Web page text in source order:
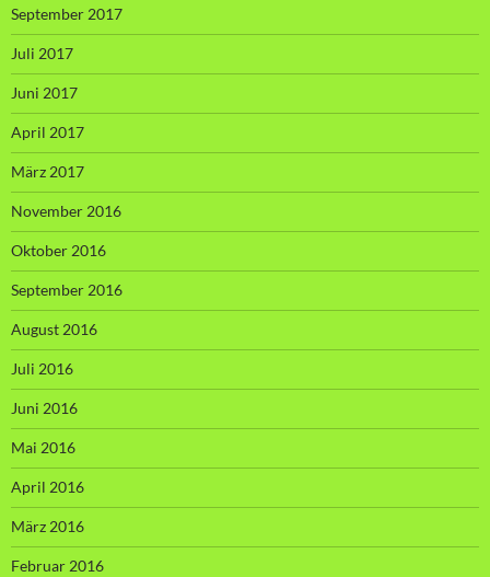
September 2017
Juli 2017
Juni 2017
April 2017
März 2017
November 2016
Oktober 2016
September 2016
August 2016
Juli 2016
Juni 2016
Mai 2016
April 2016
März 2016
Februar 2016